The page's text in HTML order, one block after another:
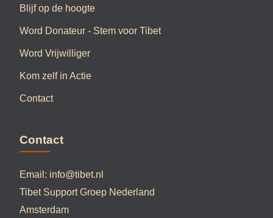
Blijf op de hoogte
Word Donateur - Stem voor Tibet
Word Vrijwilliger
Kom zelf in Actie
Contact
Contact
Email: info@tibet.nl
Tibet Support Groep Nederland
Amsterdam